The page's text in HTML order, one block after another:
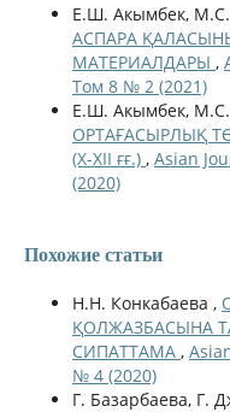
Е.Ш. Акымбек,
АСПАРА
МАТЕРИАЛДАРЫ ,
Том 8 № 2 (2021)
Е.Ш. Акымбек,
ОРТАҒАСЫРЛЫҚ
(Х-ХІІ ғғ.) , Asian
(2020)
Похожие статьи
Н.Н. Конкабаева ,
ҚОЛЖАЗБАСЫНА
СИПАТТАМА ,
№ 4 (2020)
Г. Базарбаева, Г.